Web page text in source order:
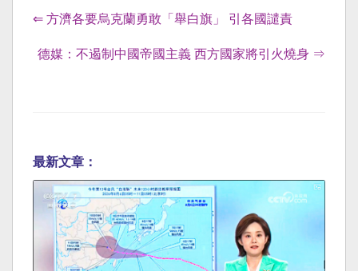
⇐ 方濟各要烏克蘭勇敢「舉白旗」 引各國譴責
德媒：不遏制中國帝國主義 西方國家將引火燒身 ⇒
最新文章：